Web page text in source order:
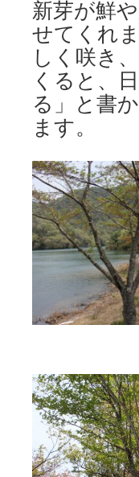
新芽が鮮
せてくれ
しく咲き
くると、
る」と書
ます。